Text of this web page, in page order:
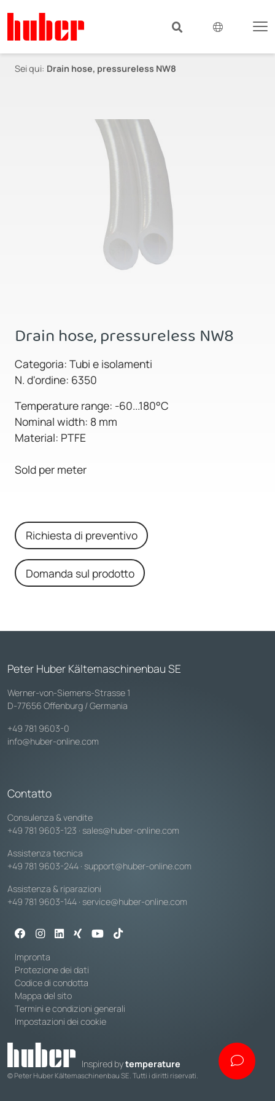
Sei qui: Drain hose, pressureless NW8
Drain hose, pressureless NW8
Categoria: Tubi e isolamenti
N. d'ordine: 6350
Temperature range: -60...180°C
Nominal width: 8 mm
Material: PTFE
Sold per meter
Richiesta di preventivo
Domanda sul prodotto
Peter Huber Kältemaschinenbau SE
Werner-von-Siemens-Strasse 1
D-77656 Offenburg / Germania
+49 781 9603-0
info@huber-online.com
Contatto
Consulenza & vendite
+49 781 9603-123 · sales@huber-online.com
Assistenza tecnica
+49 781 9603-244 · support@huber-online.com
Assistenza & riparazioni
+49 781 9603-144 · service@huber-online.com
Impronta
Protezione dei dati
Codice di condotta
Mappa del sito
Termini e condizioni generali
Impostazioni dei cookie
Inspired bytemperature
© Peter Huber Kältemaschinenbau SE. Tutti i diritti riservati.